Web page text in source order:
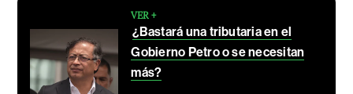
VER +
¿Bastará una tributaria en el
Gobierno Petro o se necesitan
más?